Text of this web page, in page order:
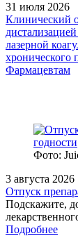
31 июля 2026
Клинический
лазерной
хронического
Фармацевтам
Фото:
3 августа 2026
Отпуск
Подскажите,
Подробнее